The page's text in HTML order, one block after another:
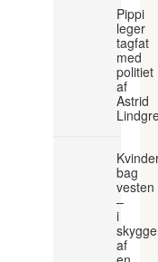
Pippi
leger
tagfat
med
politiet
af
Astrid
bag
vesten
–
i
af